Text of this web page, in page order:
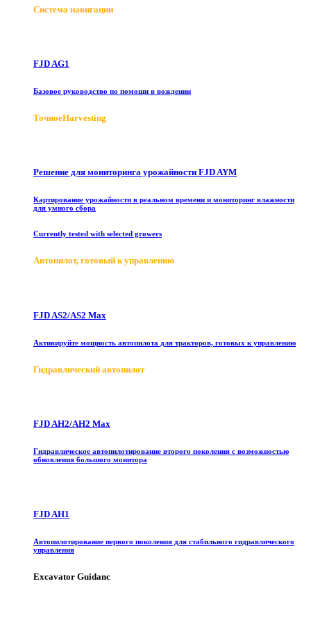
Система навигации
FJD AG1
Базовое руководство по помощи в вождении
ТочноеHarvesting
Решение для мониторинга урожайности FJD AYM
Картирование урожайности в реальном времени и мониторинг влажности
для умного сбора
Currently tested with selected growers
Автопилот, готовый к управлению
FJD AS2/AS2 Max
Активируйте мощность автопилота для тракторов, готовых к управлению
Гидравлический автопилот
FJD AH2/AH2 Max
Гидравлическое автопилотирование второго поколения с возможностью
обновления большого монитора
FJD AH1
Автопилотирование первого поколения для стабильного гидравлического
управления
Excavator Guidanc